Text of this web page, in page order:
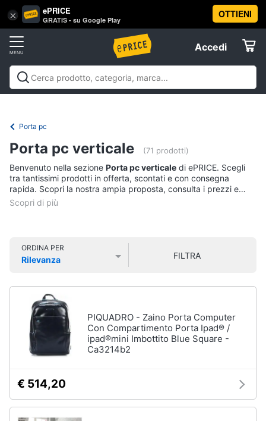
× ePRICE
GRATIS - su Google Play
OTTIENI
Accedi
Accedi
Registrati
Offerte
Informatica
Telefonia
Tv
Cinema
home
Videogiochi
Audio
Clima
Vai
al
Informatica
Pc
Monitor
Computer
fisso
Monitor
PC
Tower
tutti
Portatili
Notebook
Computer
portatile
Pc
Portatile
Gaming
ScannerHard Disk e Storage
casaAccessori informaticaOfferte
Porta pc
Porta pc verticale (71 prodotti)
Benvenuto nella sezione Porta pc verticale di ePRICE. Scegli
tra tantissimi prodotti in offerta, scontati e con consegna
rapida. Scopri la nostra ampia proposta, consulta i prezzi e
acquista comodamente online.
ORDINA PER
Rilevanza
FILTRA
PIQUADRO - Zaino Porta Computer
Con Compartimento Porta Ipad® /
ipad®mini Imbottito Blue Square -
Ca3214b2
€ 514,20